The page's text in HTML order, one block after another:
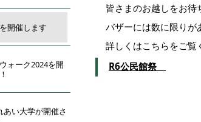
開催します
ォーク2024を開
あい大学が開催さ
皆さまのお越しをお待
バザーには数に限りが
詳しくはこちらをご覧
R6公民館祭